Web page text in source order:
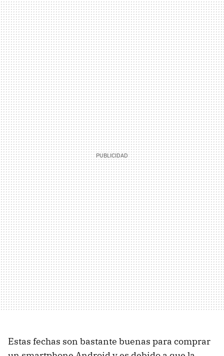
Estas fechas son bastante buenas para comprar